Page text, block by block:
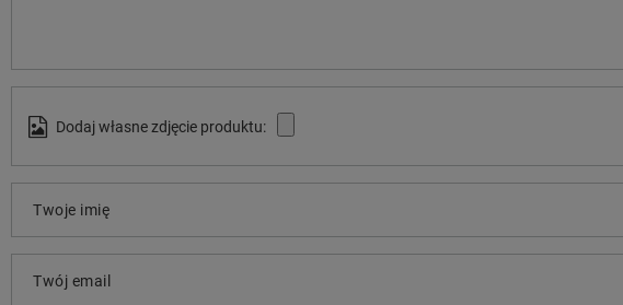
Dodaj własne zdjęcie produktu:
Twoje imię
Twój email